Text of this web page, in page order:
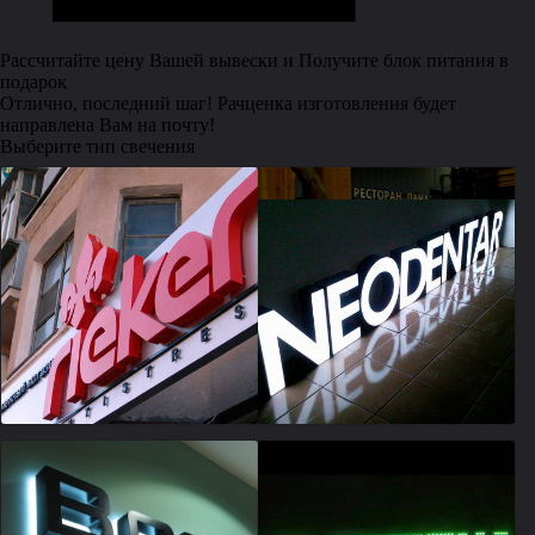
Рассчитайте цену Вашей вывески и Получите блок питания в
подарок
Отлично, последний шаг! Рачценка изготовления будет
направлена Вам на почту!
Выберите тип свечения